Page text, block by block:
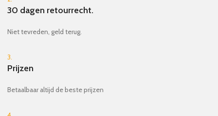
30 dagen retourrecht.
Niet tevreden, geld terug.
3.
Prijzen
Betaalbaar altijd de beste prijzen